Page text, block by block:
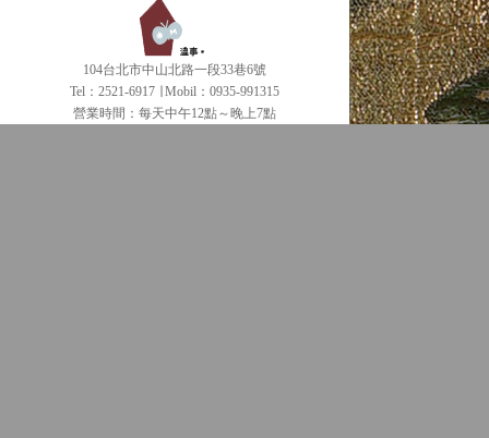
104台北市中山北路一段33巷6號
Tel：2521-6917 ∣ Mobil：0935-991315
營業時間：每天中午12點～晚上7點